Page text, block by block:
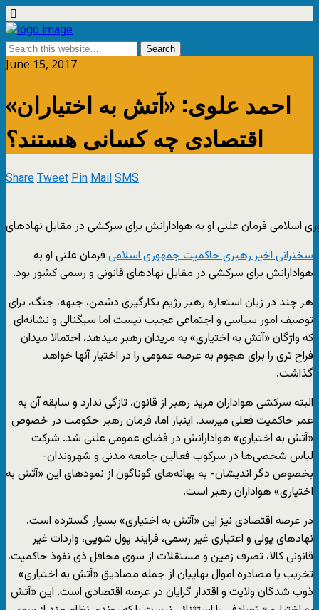
June 15, 2017
احمد علوی: «آتش به اختیاران»
اقتصادی چه کسانی هستند؟
ShareTweetPinMailSMS
اسلامی فرمان علنی او به هوادارانش برای سرکشی در مقابل نهادهای
سخنرانی اخیر رهبری حاکمیت جمهوری اسلامی فرمان علنی او به
هوادارانش برای سرکشی در مقابل نهادهای قانونی و رسمی کشور بود.
هر چند در زبان استعاره رهبر رژیم بکارگیری دشمن، جبهه، جنگ، برای
توصیف امور سیاسی و اجتماعی عجیب نیست اما سیگنالی و نشانه‌ای
که واژگان «آتش به اختیاری» به مریدان رهبر میدهد، احتمالا میدان
فراخ تری را برای هجوم به عرصه عمومی را در اختیار آنها خواهد
گذاشت.
البته سرکشی هواداران مرید رهبر از قانون، تازگی ندارد و سابقه آن به
عمر حاکمیت فعلی میرسد. اینبار اما، فرمان رهبر حکومت در خصوص
«آتش به اختیاری» هوادارانش در فضای عمومی علنی شد. شرکت
لباس شخصی‌ها در سرکوب فعالین جامعه مدنی و شهروندان-
بخصوص دگر اندیشان- به بهانه‌های گوناگون از نمودهای این «آتش به
اختیاری» هواداران رهبر است.
در عرصه اقتصادی نیز این «آتش به اختیاری» بسیار گسترده است.
نهادهای پولی و اعتباری غیر رسمی، فرایند پول شویی، واردات غیر
قانونی کالا، تصرف زمین و مستقلات از سوی محافل ذی نفوذ حاکمیت،
تخریب یا مصادره اموال بهاییان از جمله مصادیق «آتش به اختیاری»
ذوب شدگان ولایت و اقتدار گرایان در عرصه اقتصادی است. این «آتش